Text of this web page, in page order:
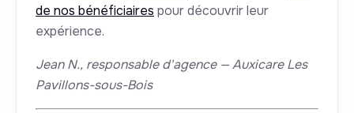
de nos bénéficiaires pour découvrir leur
expérience.
Jean N., responsable d'agence — Auxicare Les
Pavillons-sous-Bois